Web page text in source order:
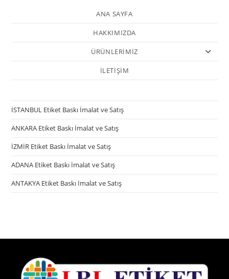
ANA SAYFA
HAKKIMIZDA
ÜRÜNLERİMİZ
İLETİŞİM
İSTANBUL Etiket Baskı İmalat ve Satış
ANKARA Etiket Baskı İmalat ve Satış
İZMİR Etiket Baskı İmalat ve Satış
ADANA Etiket Baskı İmalat ve Satış
ANTAKYA Etiket Baskı İmalat ve Satış